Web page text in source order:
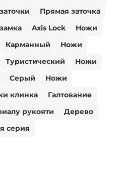
Прямая заточка
Axis Lock
Ножи
Карманный
Ножи
Туристический
Ножи
Серый
Ножи
клинка
Галтование
рукояти
Дерево
серия